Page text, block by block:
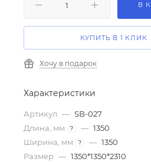
В
КУПИТЬ В 1 КЛИК
Хочу в подарок
Характеристики
Артикул — SB-027
Длина, мм
? — 1350
Ширина, мм
? — 1350
Размер — 1350*1350*2310